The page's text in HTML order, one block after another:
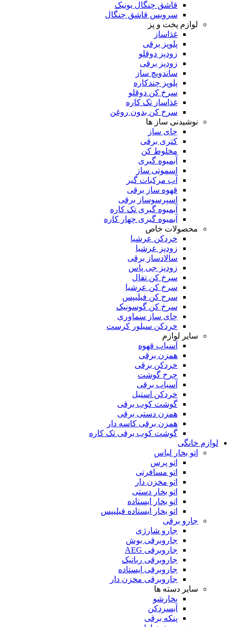
قاشق چنگال یونیک
سرویس قاشق چنگال
لوازم پخت و پز
غذاساز
پلوپز برقی
زودپز دوقلو
زودپز برقی
ساندویچ ساز
پلوپز چندکاره
سرخ کن دوقلو
غذاساز تک کاره
سرخ کن بدون روغن
نوشیدنی ساز ها
چای ساز
کتری برقی
مخلوط کن
آبمیوه گیری
اسموتی ساز
آب مرکبات گیر
قهوه ساز برقی
اسپرسوساز برقی
آبمیوه گیری تک کاره
آبمیوه گیری چهار کاره
محصولات خاص
خردکن عرشیا
زودپز عرشیا
سالادساز برقی
زودپز جی پاس
سرخ کن تفال
سرخ کن عرشیا
سرخ کن فیلیپس
سرخ کن گوسونیک
چای ساز سماوری
خردکن سیلور کرست
سایر لوازم
آسیاب قهوه
همزن برقی
خردکن برقی
چرخ گوشت
آسیاب برقی
خردکن استیل
گوشت کوب برقی
همزن دستی برقی
همزن برقی کاسه دار
گوشت کوب برقی تک کاره
لوازم خانگی
اتو بخار لباس
اتو پرس
اتو مسافرتی
اتو مخزن دار
اتو بخار دستی
اتو بخار ایستاده
اتو بخار ایستاده فیلیپس
جارو برقی
جارو شارژی
جاروبرقی بوش
جاروبرقی AEG
جاروبرقی رباتیک
جاروبرقی ایستاده
جاروبرقی مخزن دار
سایر دسته ها
بخارشو
آبسردکن
پنکه برقی